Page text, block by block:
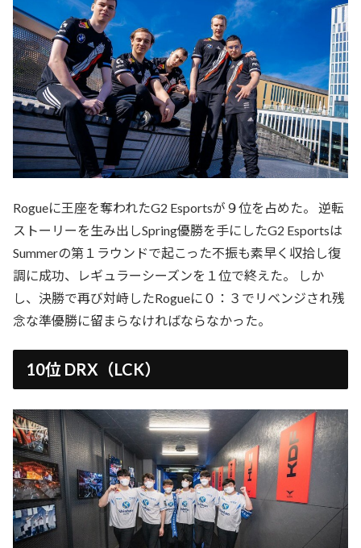
Rogueに王座を奪われたG2 Esportsが９位を占めた。 逆転
ストーリーを生み出しSpring優勝を手にしたG2 Esportsは
Summerの第１ラウンドで起こった不振も素早く収拾し復
調に成功、レギュラーシーズンを１位で終えた。 しか
し、決勝で再び対峙したRogueに０：３でリベンジされ残
念な準優勝に留まらなければならなかった。
10位 DRX（LCK）